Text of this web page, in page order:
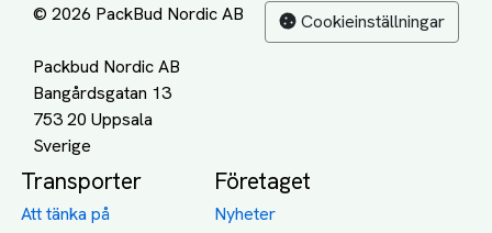
© 2026 PackBud Nordic AB
Packbud Nordic AB
Bangårdsgatan 13
753 20 Uppsala
Cookieinställningar
Transporter
Att tänka på
Företaget
Nyheter